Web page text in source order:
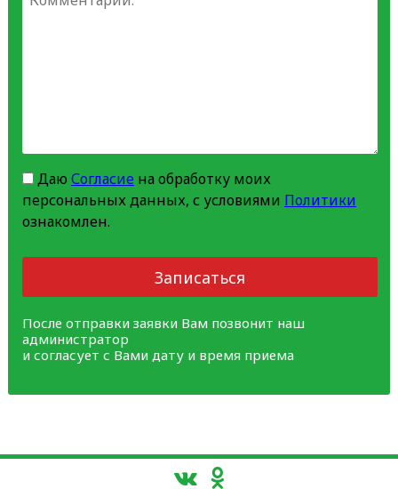
Даю Согласиена обработку моих
персональных данных, с условиями Политики
ознакомлен.
Записаться
После отправки заявки Вам позвонит наш
администратор
и согласует с Вами дату и время приема